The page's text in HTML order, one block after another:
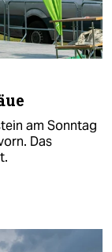
am Sonntag
Das